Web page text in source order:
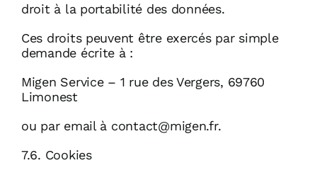
droit à la portabilité des données.
Ces droits peuvent être exercés par simple
demande écrite à :
Migen Service – 1 rue des Vergers, 69760
Limonest
ou par email à contact@migen.fr.
7.6. Cookies